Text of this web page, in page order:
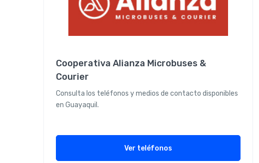
Cooperativa Alianza Microbuses &
Courier
Consulta los teléfonos y medios de contacto disponibles
en Guayaquil.
Ver teléfonos